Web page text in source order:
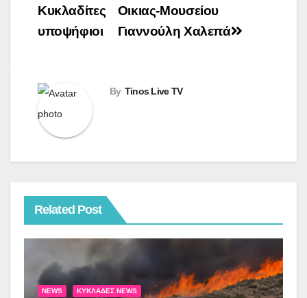
Οικιας-Μουσείου
Γιαννούλη Χαλεπά
Κυκλαδίτες
υποψήφιοι
By Tinos Live TV
Related Post
NEWS ΚΥΚΛΆΔΕΣ NEWS